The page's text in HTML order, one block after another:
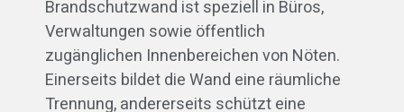
Brandschutzwand ist speziell in Büros,
Verwaltungen sowie öffentlich
zugänglichen Innenbereichen von Nöten.
Einerseits bildet die Wand eine räumliche
Trennung, andererseits schützt eine